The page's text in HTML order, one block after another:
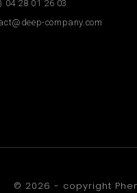
04 28 01 26 03
company.com
© 2026 - copyright